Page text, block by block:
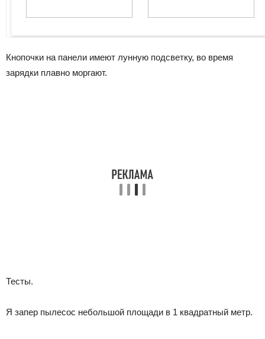
Кнопочки на панели имеют лунную подсветку, во время
зарядки плавно моргают.
Тесты.
Я запер пылесос небольшой площади в 1 квадратный метр.